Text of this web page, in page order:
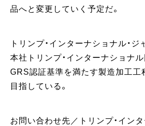
品へと変更していく予定だ。
トリンプ・インターナショナル・ジ
本社トリンプ・インターナショナ
GRS認証基準を満たす製造加工工
目指している。
お問い合わせ先／トリンプ・インタ